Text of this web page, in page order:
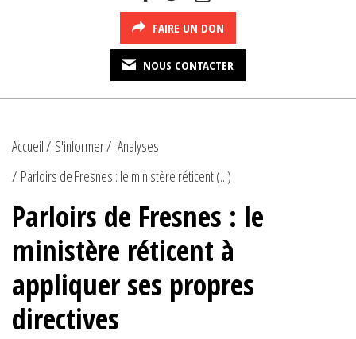
FAIRE UN DON
NOUS CONTACTER
Accueil S'informer
Analyses
Parloirs de Fresnes : le ministère réticent (...)
Parloirs de Fresnes : le
ministère réticent à
appliquer ses propres
directives